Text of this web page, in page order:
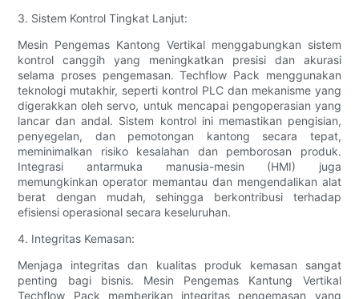
3. Sistem Kontrol Tingkat Lanjut:
Mesin Pengemas Kantong Vertikal menggabungkan sistem
kontrol canggih yang meningkatkan presisi dan akurasi
selama proses pengemasan. Techflow Pack menggunakan
teknologi mutakhir, seperti kontrol PLC dan mekanisme yang
digerakkan oleh servo, untuk mencapai pengoperasian yang
lancar dan andal. Sistem kontrol ini memastikan pengisian,
penyegelan, dan pemotongan kantong secara tepat,
meminimalkan risiko kesalahan dan pemborosan produk.
Integrasi antarmuka manusia-mesin (HMI) juga
memungkinkan operator memantau dan mengendalikan alat
berat dengan mudah, sehingga berkontribusi terhadap
efisiensi operasional secara keseluruhan.
4. Integritas Kemasan:
Menjaga integritas dan kualitas produk kemasan sangat
penting bagi bisnis. Mesin Pengemas Kantung Vertikal
Techflow Pack memberikan integritas pengemasan yang